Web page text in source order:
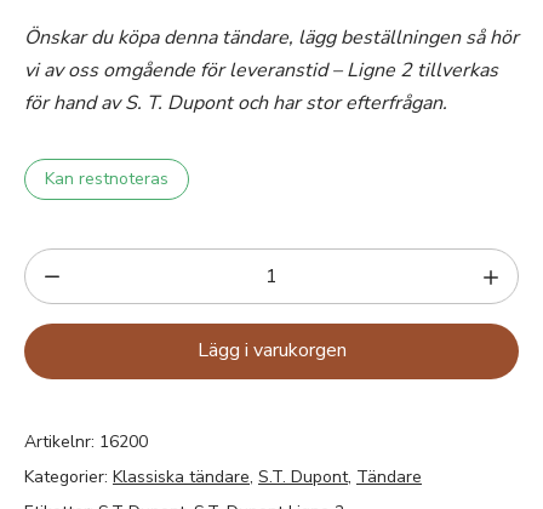
Önskar du köpa denna tändare, lägg beställningen så hör
vi av oss omgående för leveranstid – Ligne 2 tillverkas
för hand av S. T. Dupont och har stor efterfrågan.
Kan restnoteras
Lägg i varukorgen
Artikelnr: 16200
Kategorier: Klassiska tändare, S.T. Dupont, Tändare